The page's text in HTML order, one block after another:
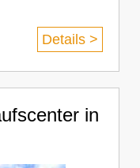
Details >
in